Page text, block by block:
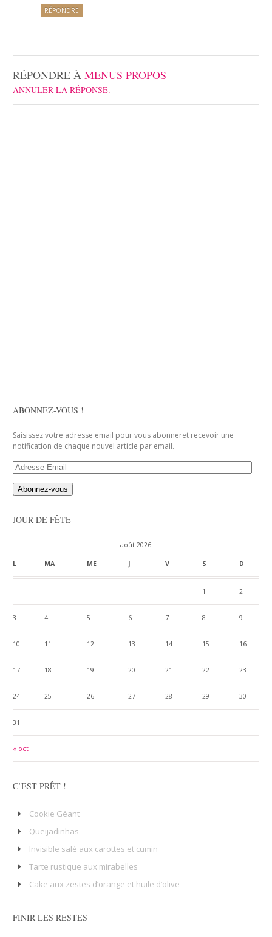
RÉPONDRE
RÉPONDRE ÀMENUS PROPOS
ANNULER LA RÉPONSE.
ABONNEZ-VOUS !
Saisissez votre adresse email pour vous abonneret recevoir une
notification de chaque nouvel article par email.
Adresse
Email
JOUR DE FÊTE
août 2026
L MA ME J V S D
« oct
1 2
3 4 5 6 7 8 9
10 11 12 13 14 15 16
17 18 19 20 21 22 23
24 25 26 27 28 29 30
31
C’EST PRÊT !
Cookie Géant
Queijadinhas
Invisible salé aux carottes et cumin
Tarte rustique aux mirabelles
Cake aux zestes d’orange et huile d’olive
FINIR LES RESTES